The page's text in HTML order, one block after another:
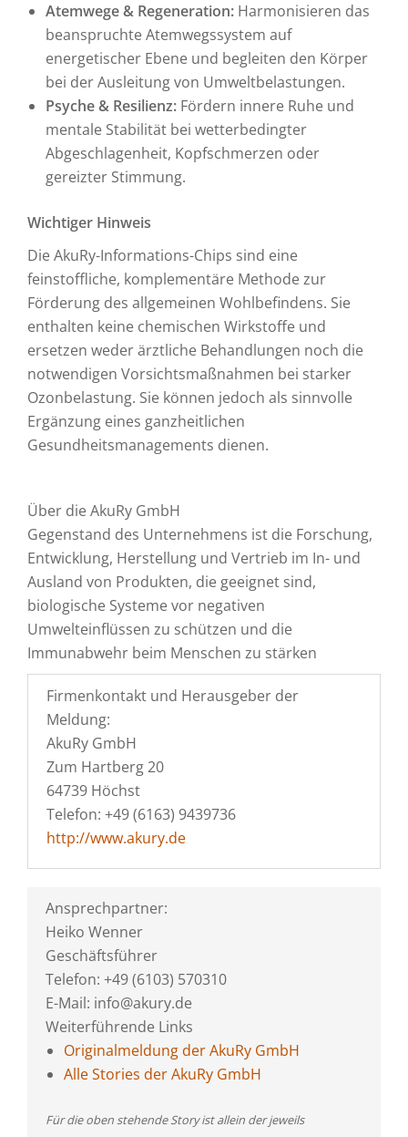
Atemwege & Regeneration: Harmonisieren das
beanspruchte Atemwegssystem auf
energetischer Ebene und begleiten den Körper
bei der Ausleitung von Umweltbelastungen.
Psyche & Resilienz: Fördern innere Ruhe und
mentale Stabilität bei wetterbedingter
Abgeschlagenheit, Kopfschmerzen oder
gereizter Stimmung.
Wichtiger Hinweis
Die AkuRy-Informations-Chips sind eine
feinstoffliche, komplementäre Methode zur
Förderung des allgemeinen Wohlbefindens. Sie
enthalten keine chemischen Wirkstoffe und
ersetzen weder ärztliche Behandlungen noch die
notwendigen Vorsichtsmaßnahmen bei starker
Ozonbelastung. Sie können jedoch als sinnvolle
Ergänzung eines ganzheitlichen
Gesundheitsmanagements dienen.
Über die AkuRy GmbH
Gegenstand des Unternehmens ist die Forschung,
Entwicklung, Herstellung und Vertrieb im In- und
Ausland von Produkten, die geeignet sind,
biologische Systeme vor negativen
Umwelteinflüssen zu schützen und die
Immunabwehr beim Menschen zu stärken
Firmenkontakt und Herausgeber der
Meldung:
AkuRy GmbH
Zum Hartberg 20
64739 Höchst
Telefon: +49 (6163) 9439736
http://www.akury.de
Ansprechpartner:
Heiko Wenner
Geschäftsführer
Telefon: +49 (6103) 570310
E-Mail: info@akury.de
Weiterführende Links
Originalmeldung der AkuRy GmbH
Alle Stories der AkuRy GmbH
Für die oben stehende Story ist allein der jeweils